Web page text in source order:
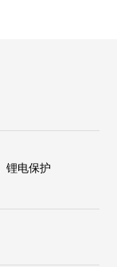
锂电保护